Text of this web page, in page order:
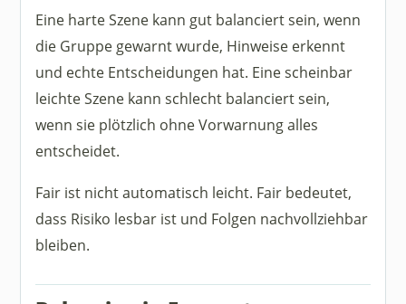
Eine harte Szene kann gut balanciert sein, wenn
die Gruppe gewarnt wurde, Hinweise erkennt
und echte Entscheidungen hat. Eine scheinbar
leichte Szene kann schlecht balanciert sein,
wenn sie plötzlich ohne Vorwarnung alles
entscheidet.
Fair ist nicht automatisch leicht. Fair bedeutet,
dass Risiko lesbar ist und Folgen nachvollziehbar
bleiben.